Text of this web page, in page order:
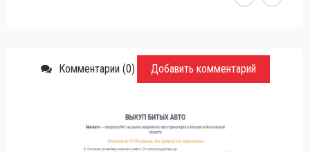
Комментарии (0) Добавить комментарий